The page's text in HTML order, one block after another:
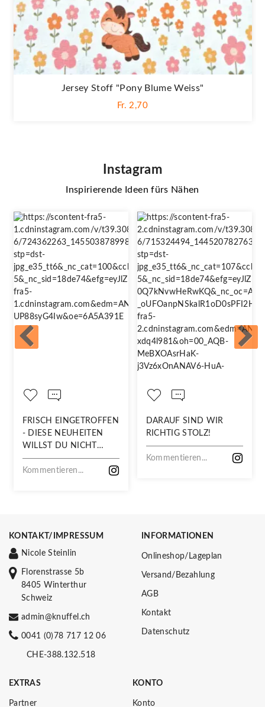
Jersey Stoff "Pony Blume Weiss"
Fr. 2,70
Instagram
Inspirierende Ideen fürs Nähen
FRISCH EINGETROFFEN
- DIESE NEUHEITEN
WILLST DU NICHT
VERPASSEN!
Kommentieren...
DARAUF SIND WIR
RICHTIG STOLZ!
Kommentieren...
KONTAKT/IMPRESSUM
Nicole Steinlin
Florenstrasse 5b
8405 Winterthur
Schweiz
admin@knuffel.ch
0041 (0)78 717 12 06
CHE-388.132.518
INFORMATIONEN
Onlineshop/Lageplan
Versand/Bezahlung
AGB
Kontakt
Datenschutz
EXTRAS
Partner
KONTO
Konto